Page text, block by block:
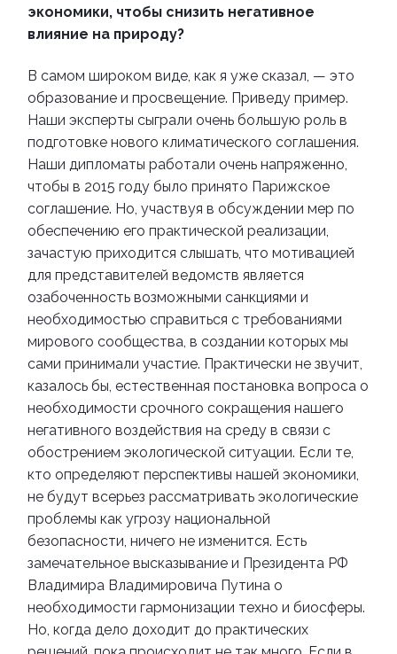
экономики, чтобы снизить негативное
влияние на природу?
В самом широком виде, как я уже сказал, — это
образование и просвещение. Приведу пример.
Наши эксперты сыграли очень большую роль в
подготовке нового климатического соглашения.
Наши дипломаты работали очень напряженно,
чтобы в 2015 году было принято Парижское
соглашение. Но, участвуя в обсуждении мер по
обеспечению его практической реализации,
зачастую приходится слышать, что мотивацией
для представителей ведомств является
озабоченность возможными санкциями и
необходимостью справиться с требованиями
мирового сообщества, в создании которых мы
сами принимали участие. Практически не звучит,
казалось бы, естественная постановка вопроса о
необходимости срочного сокращения нашего
негативного воздействия на среду в связи с
обострением экологической ситуации. Если те,
кто определяют перспективы нашей экономики,
не будут всерьез рассматривать экологические
проблемы как угрозу национальной
безопасности, ничего не изменится. Есть
замечательное высказывание и Президента РФ
Владимира Владимировича Путина о
необходимости гармонизации техно и биосферы.
Но, когда дело доходит до практических